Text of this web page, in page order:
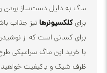
دلیل دست‌ساز بودن و منحصربه‌فرد
نیز جذاب باشد. این ماگ
است که از نوشیدن قهوه یا
این ماگ سرامیکی طرح گورخری،
و باکیفیت خواهید شد، بلکه